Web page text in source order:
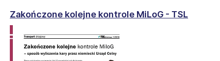
Zakończone kolejne kontrole MiLoG - TSL